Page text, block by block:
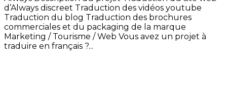
d’Always discreet Traduction des vidéos youtube
Traduction du blog Traduction des brochures
commerciales et du packaging de la marque
Marketing / Tourisme / Web Vous avez un projet à
traduire en français ?...